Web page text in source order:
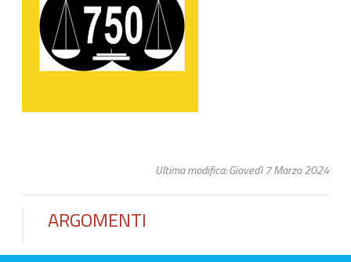
Ultima modifica: Giovedì 7 Marzo 2024
ARGOMENTI